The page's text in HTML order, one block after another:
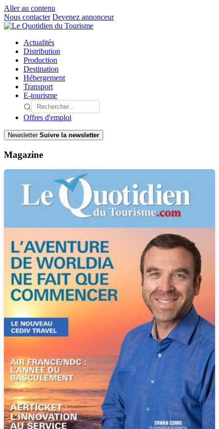
Aller au contenu
Nous contacter Devenez annonceur
Actualités
Distribution
Production
Destination
Hébergement
Transport
E-tourisme
Offres d'emploi
Newsletter Suivre la newsletter
Magazine